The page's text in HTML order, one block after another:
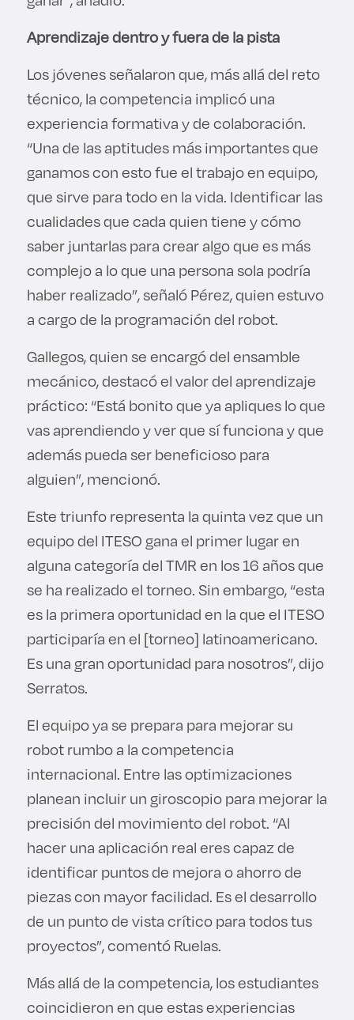
Aprendizaje dentro y fuera de la pista
Los jóvenes señalaron que, más allá del reto
técnico, la competencia implicó una
experiencia formativa y de colaboración.
“Una de las aptitudes más importantes que
ganamos con esto fue el trabajo en equipo,
que sirve para todo en la vida. Identificar las
cualidades que cada quien tiene y cómo
saber juntarlas para crear algo que es más
complejo a lo que una persona sola podría
haber realizado”, señaló Pérez, quien estuvo
a cargo de la programación del robot.
Gallegos, quien se encargó del ensamble
mecánico, destacó el valor del aprendizaje
práctico: “Está bonito que ya apliques lo que
vas aprendiendo y ver que sí funciona y que
además pueda ser beneficioso para
alguien”, mencionó.
Este triunfo representa la quinta vez que un
equipo del ITESO gana el primer lugar en
alguna categoría del TMR en los 16 años que
se ha realizado el torneo. Sin embargo, “esta
es la primera oportunidad en la que el ITESO
participaría en el [torneo] latinoamericano.
Es una gran oportunidad para nosotros”, dijo
Serratos.
El equipo ya se prepara para mejorar su
robot rumbo a la competencia
internacional. Entre las optimizaciones
planean incluir un giroscopio para mejorar la
precisión del movimiento del robot. “Al
hacer una aplicación real eres capaz de
identificar puntos de mejora o ahorro de
piezas con mayor facilidad. Es el desarrollo
de un punto de vista crítico para todos tus
proyectos”, comentó Ruelas.
Más allá de la competencia, los estudiantes
coincidieron en que estas experiencias